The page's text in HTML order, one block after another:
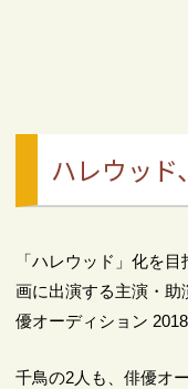
ハレウッド
「ハレウッド」化を
画に出演する主演・
優オーディション
千鳥の2人も、俳優オ